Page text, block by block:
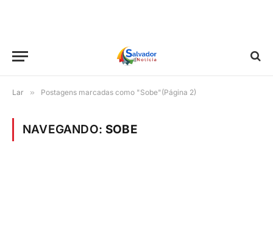
Lar » Postagens marcadas como "Sobe"(Página 2)
NAVEGANDO: SOBE